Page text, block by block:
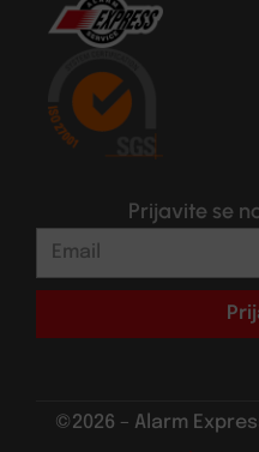
Prijavite se
©2026 – Alarm